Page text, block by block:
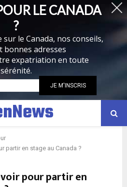
partir en stage au Canada ?
pour partir en
LE CANADA
?
sur le Canada, nos conseils,
bonnes adresses
expatriation en toute
sérénité.